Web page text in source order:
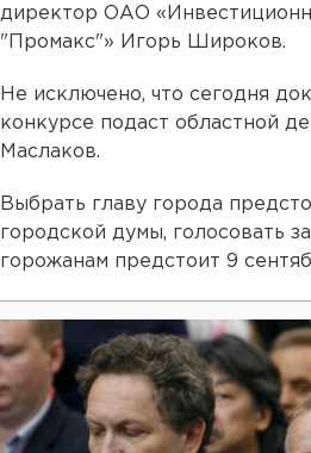
директор ОАО
"Промакс"» Игорь Широков.
Не исключено, что сегодня
конкурсе подаст областной
Маслаков.
Выбрать главу города
городской думы, голосовать
горожанам предстоит 9